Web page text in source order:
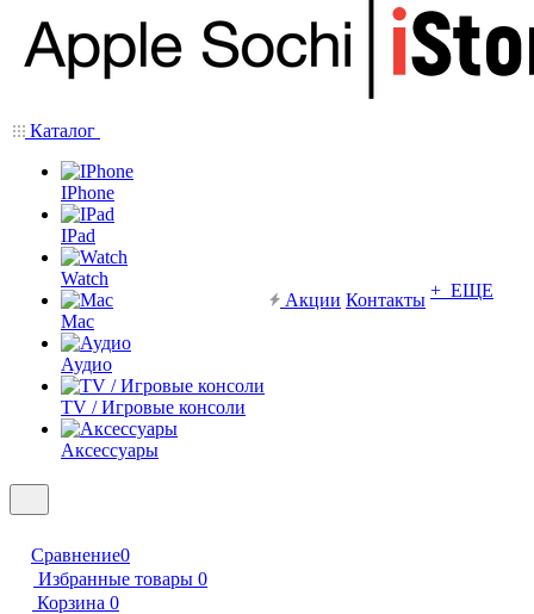
Каталог
IPhone
IPad
Watch
Mac
Аудио
TV / Игровые консоли
Аксессуары
Акции Контакты + ЕЩЕ
Сравнение0
Избранные товары 0
Корзина 0